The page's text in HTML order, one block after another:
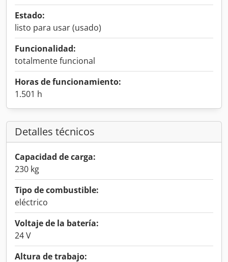
Estado:
listo para usar (usado)
Funcionalidad:
totalmente funcional
Horas de funcionamiento:
1.501 h
Detalles técnicos
Capacidad de carga:
230 kg
Tipo de combustible:
eléctrico
Voltaje de la batería:
24 V
Altura de trabajo: